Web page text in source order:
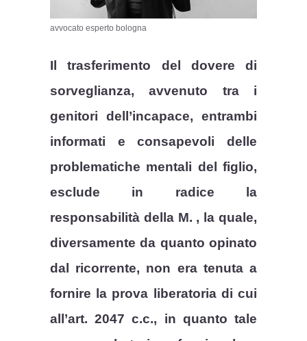
avvocato esperto bologna
Il trasferimento del dovere di
sorveglianza, avvenuto tra i
genitori dell’incapace, entrambi
informati e consapevoli delle
problematiche mentali del figlio,
esclude in radice la
responsabilità della M. , la quale,
diversamente da quanto opinato
dal ricorrente, non era tenuta a
fornire la prova liberatoria di cui
all’art. 2047 c.c., in quanto tale